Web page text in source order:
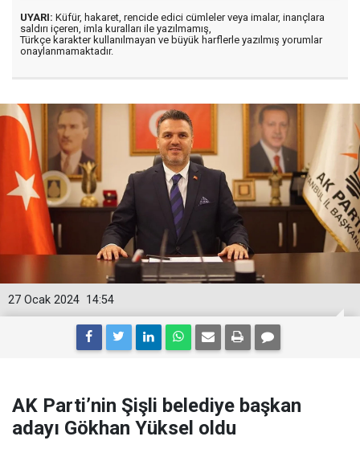
UYARI: Küfür, hakaret, rencide edici cümleler veya imalar, inançlara
saldırı içeren, imla kuralları ile yazılmamış,
Türkçe karakter kullanılmayan ve büyük harflerle yazılmış yorumlar
onaylanmamaktadır.
14:54
27 Ocak 2024
AK Parti’nin Şişli belediye başkan
adayı Gökhan Yüksel oldu